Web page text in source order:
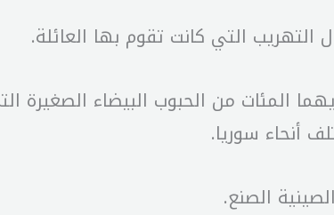
التي كانت تقوم بها العائلة.
المئات من الحبوب البيضاء الصغيرة
أنحاء سوريا.
الصنع.